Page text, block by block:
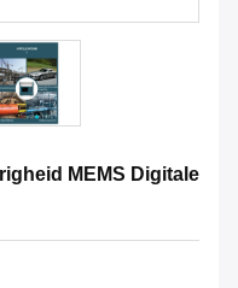
MEMS Digitale